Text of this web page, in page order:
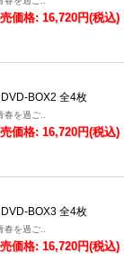
価格: 16,720円(税込)
BOX2 全4枚
を過ご..
価格: 16,720円(税込)
BOX3 全4枚
を過ご..
価格: 16,720円(税込)